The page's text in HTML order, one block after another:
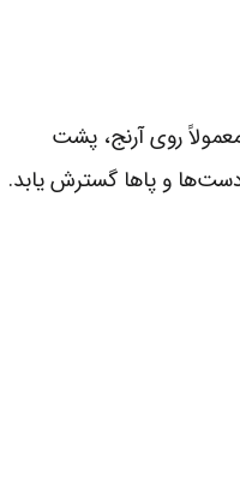
روی آرنج، پشت
و پاها گسترش یابد.